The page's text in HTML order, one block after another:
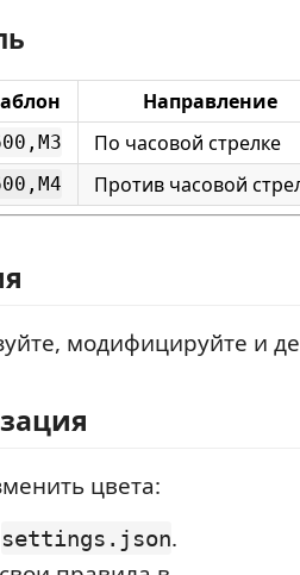
Направление
По часовой стрелке
Против часовой
модифицируйте и
цвета:
settings.json.